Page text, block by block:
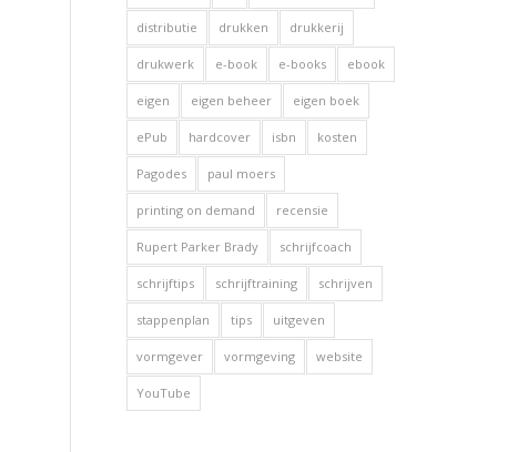
distributie drukken drukkerij
drukwerk e-book e-books ebook
eigen eigen beheer eigen boek
ePub hardcover isbn kosten
Pagodes paul moers
printing on demand recensie
Rupert Parker Brady schrijfcoach
schrijftips schrijftraining schrijven
stappenplan tips uitgeven
vormgever vormgeving website
YouTube